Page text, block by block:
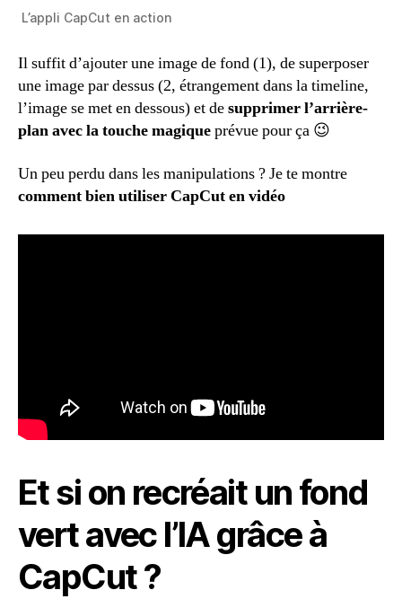
L’appli CapCut en action
Il suffit d’ajouter une image de fond (1), de superposer
une image par dessus (2, étrangement dans la timeline,
l’image se met en dessous) et desupprimer l’arrière-
plan avec la touche magiqueprévue pour ça 😉
Un peu perdu dans les manipulations ? Je te montre
comment bien utiliser CapCut en vidéo
Et si on recréait un fond
vert avec l’IA grâce à
CapCut ?